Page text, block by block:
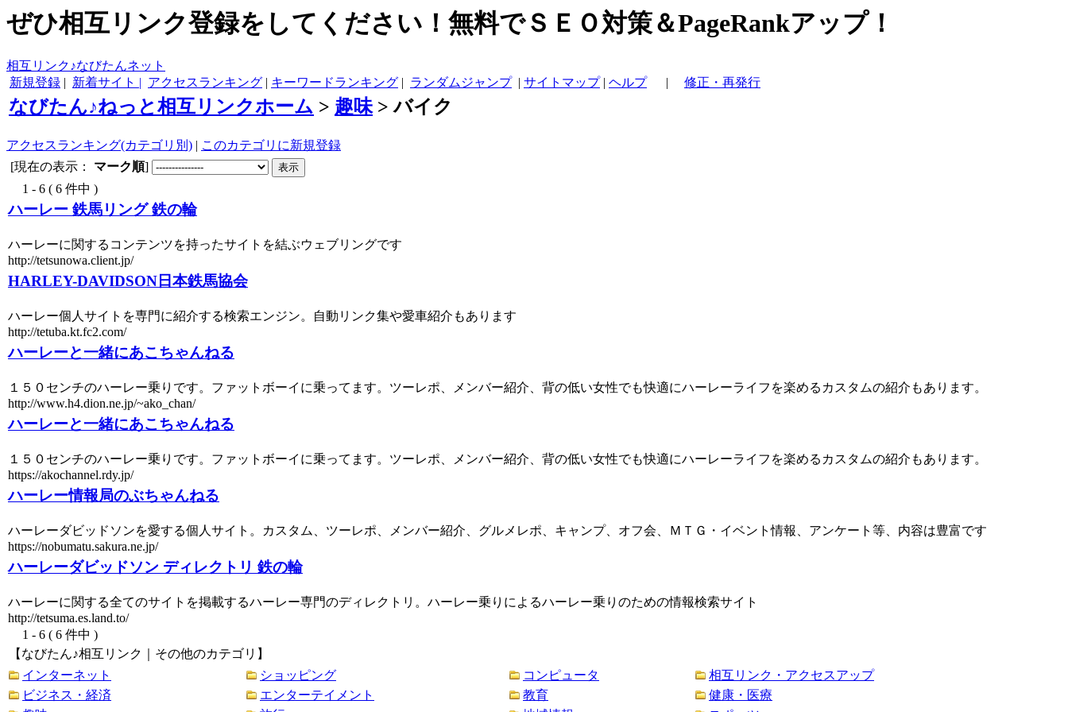
ぜひ相互リンク登録をしてください！無料でＳＥＯ対策＆PageRankアップ！
相互リンク♪なびたんネット
新規登録 | 新着サイト | アクセスランキング | キーワードランキング | ランダムジャンプ| サイトマップ| ヘルプ| 修正・再発行
なびたん♪ねっと相互リンクホーム > 趣味>バイク
アクセスランキング(カテゴリ別) | このカテゴリに新規登録
[現在の表示：
マーク順]
1 - 6 ( 6 件中 )
ハーレー 鉄馬リング 鉄の輪
ハーレーに関するコンテンツを持ったサイトを結ぶウェブリングです
http://tetsunowa.client.jp/
HARLEY-DAVIDSON日本鉄馬協会
ハーレー個人サイトを専門に紹介する検索エンジン。自動リンク集や愛車紹介もあります
http://tetuba.kt.fc2.com/
ハーレーと一緒にあこちゃんねる
１５０センチのハーレー乗りです。ファットボーイに乗ってます。ツーレポ、メンバー紹介、背の低い女性でも快適にハーレーライフを楽めるカスタムの紹介もあります。
http://www.h4.dion.ne.jp/~ako_chan/
ハーレーと一緒にあこちゃんねる
１５０センチのハーレー乗りです。ファットボーイに乗ってます。ツーレポ、メンバー紹介、背の低い女性でも快適にハーレーライフを楽めるカスタムの紹介もあります。
https://akochannel.rdy.jp/
ハーレー情報局のぶちゃんねる
ハーレーダビッドソンを愛する個人サイト。カスタム、ツーレポ、メンバー紹介、グルメレポ、キャンプ、オフ会、ＭＴＧ・イベント情報、アンケート等、内容は豊富です
https://nobumatu.sakura.ne.jp/
ハーレーダビッドソン ディレクトリ 鉄の輪
ハーレーに関する全てのサイトを掲載するハーレー専門のディレクトリ。ハーレー乗りによるハーレー乗りのための情報検索サイト
http://tetsuma.es.land.to/
1 - 6 ( 6 件中 )
【なびたん♪相互リンク｜その他のカテゴリ】
インターネット
ショッピング コンピュータ
相互リンク・アクセスアップ
ビジネス・経済
エンターテイメント 教育
健康・医療